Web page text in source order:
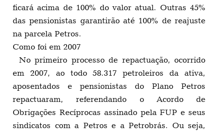
ficará acima de 100% do valor atual. Outras 45%
das pensionistas garantirão até 100% de reajuste
na parcela Petros.
Como foi em 2007
No primeiro processo de repactuação, ocorrido
em 2007, ao todo 58.317 petroleiros da ativa,
aposentados e pensionistas do Plano Petros
repactuaram, referendando o Acordo de
Obrigações Recíprocas assinado pela FUP e seus
sindicatos com a Petros e a Petrobrás. Ou seja,